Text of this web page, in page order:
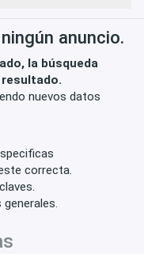
anuncio.
la búsqueda
nuevos datos
correcta.